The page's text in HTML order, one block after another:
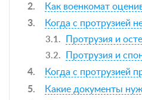
Как военкомат
Когда с протрузией
Протрузия и
Протрузия и
Когда с протрузией
Какие документы